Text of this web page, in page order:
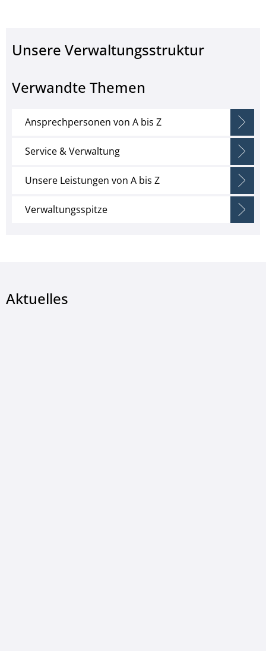
Unsere Verwaltungsstruktur
Verwandte Themen
Ansprechpersonen von A bis Z
Service & Verwaltung
Unsere Leistungen von A bis Z
Verwaltungsspitze
Aktuelles